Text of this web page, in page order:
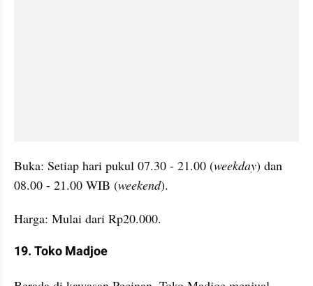
Buka: Setiap hari pukul 07.30 - 21.00 (weekday) dan
08.00 - 21.00 WIB (weekend).
Harga: Mulai dari Rp20.000.
19. Toko Madjoe